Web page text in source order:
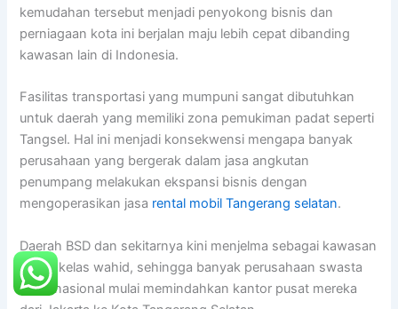
kemudahan tersebut menjadi penyokong bisnis dan
perniagaan kota ini berjalan maju lebih cepat dibanding
kawasan lain di Indonesia.
Fasilitas transportasi yang mumpuni sangat dibutuhkan
untuk daerah yang memiliki zona pemukiman padat seperti
Tangsel. Hal ini menjadi konsekwensi mengapa banyak
perusahaan yang bergerak dalam jasa angkutan
penumpang melakukan ekspansi bisnis dengan
mengoperasikan jasa rental mobil Tangerang selatan.
Daerah BSD dan sekitarnya kini menjelma sebagai kawasan
bisnis kelas wahid, sehingga banyak perusahaan swasta
skala nasional mulai memindahkan kantor pusat mereka